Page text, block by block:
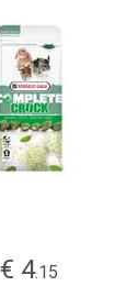
€ 4.15